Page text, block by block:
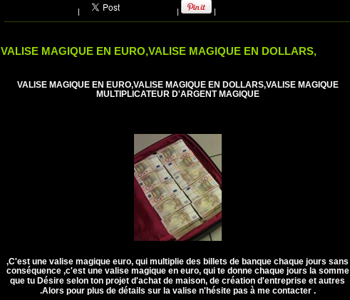
VALISE MAGIQUE EN EURO,VALISE MAGIQUE EN DOLLARS,
VALISE MAGIQUE EN EURO,VALISE MAGIQUE EN DOLLARS,VALISE MAGIQUE
MULTIPLICATEUR D'ARGENT MAGIQUE
,C'est une valise magique euro, qui multiplie des billets de banque chaque jours sans
conséquence,c'est une valise magique en euro, qui te donne chaque jours la somme
que tu Désire selon ton projet d'achat de maison, de création d'entreprise et autres
.Alors pour plus de détails sur la valise n'hésite pas à me contacter .